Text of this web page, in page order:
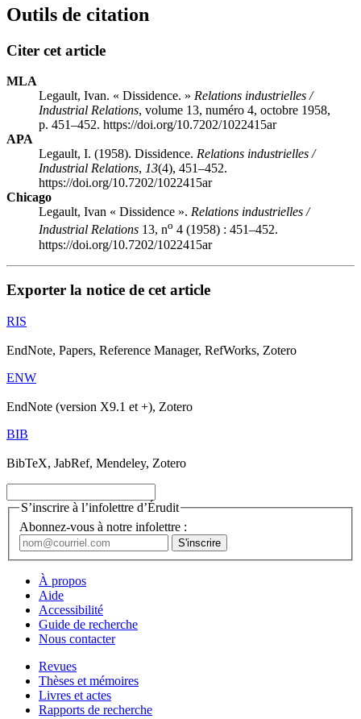
Outils de citation
Citer cet article
MLA
Legault, Ivan. « Dissidence. » Relations industrielles /
Industrial Relations, volume 13, numéro 4, octobre 1958,
p. 451–452. https://doi.org/10.7202/1022415ar
APA
Legault, I. (1958). Dissidence. Relations industrielles /
Industrial Relations, 13(4), 451–452.
https://doi.org/10.7202/1022415ar
Chicago
Legault, Ivan « Dissidence ». Relations industrielles /
Industrial Relations 13, no 4 (1958) : 451–452.
https://doi.org/10.7202/1022415ar
Exporter la notice de cet article
RIS
EndNote, Papers, Reference Manager, RefWorks, Zotero
ENW
EndNote (version X9.1 et +), Zotero
BIB
BibTeX, JabRef, Mendeley, Zotero
S’inscrire à l’infolettre d’Érudit
Abonnez-vous à notre infolettre :
À propos
Aide
Accessibilité
Guide de recherche
Nous contacter
Revues
Thèses et mémoires
Livres et actes
Rapports de recherche